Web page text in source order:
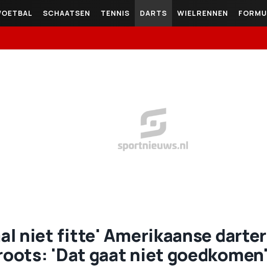
SCHAATSEN TENNIS DARTS WIELRENNEN
niet fitte' Amerikaanse darter
'Dat gaat niet